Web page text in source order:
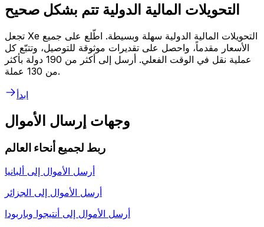
التحويلات المالية الدولية تتم بشكل صحيح
تجعل Xe التحويلات المالية الدولية سهلة وبسيطة. اطّلع على جميع
الأسعار مقدماً، واحصل على تقديرات موثوقة للتوصيل، وتتبّع كل
عملية نقل في الوقت الفعلي. أرسل إلى أكثر من 190 دولة بأكثر
من 130 عملة.
ابدأ
وجهات إرسال الأموال
ربط لجميع أنحاء العالم
أرسل الأموال إلى ألبانيا
أرسل الأموال إلى الجزائر
أرسل الأموال إلى أنتيجوا وباربودا